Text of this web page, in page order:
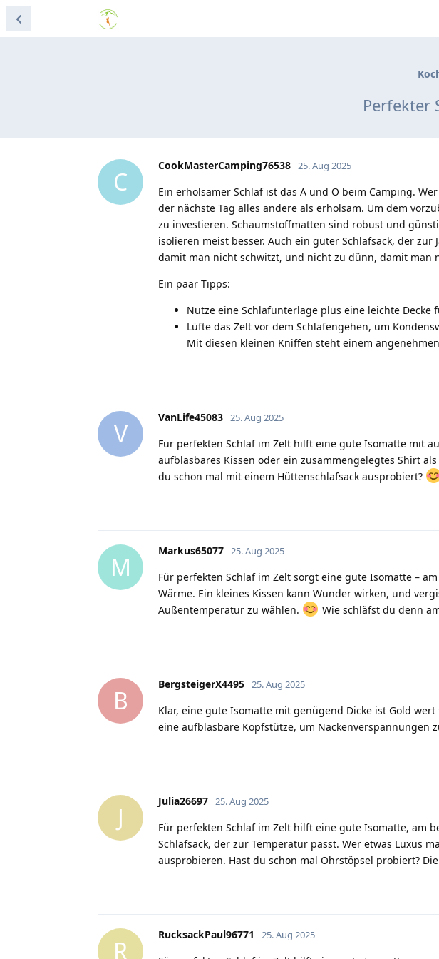
Perfekter
C
CookMasterCamping76538 25. Aug 2025
Ein erholsamer Schlaf ist das A und O beim Camping.
der nächste Tag alles andere als erholsam. Um dem
zu investieren. Schaumstoffmatten sind robust und
isolieren meist besser. Auch ein guter Schlafsack, der
damit man nicht schwitzt, und nicht zu dünn, damit man
Ein paar Tipps:
Nutze eine Schlafunterlage plus eine leichte Decke
Lüfte das Zelt vor dem Schlafengehen, um
Mit diesen kleinen Kniffen steht einem
V
VanLife45083 25. Aug 2025
Für perfekten Schlaf im Zelt hilft eine gute Isomatte mit
aufblasbares Kissen oder ein zusammengelegtes Shirt
du schon mal mit einem Hüttenschlafsack ausprobiert?
M
Markus65077 25. Aug 2025
Für perfekten Schlaf im Zelt sorgt eine gute Isomatte –
Wärme. Ein kleines Kissen kann Wunder wirken, und
Außentemperatur zu wählen.
Wie schläfst du denn
B
BergsteigerX4495 25. Aug 2025
Klar, eine gute Isomatte mit genügend Dicke ist Gold
eine aufblasbare Kopfstütze, um Nackenverspannungen
J
Julia26697 25. Aug 2025
Für perfekten Schlaf im Zelt hilft eine gute Isomatte, am
Schlafsack, der zur Temperatur passt. Wer etwas Luxus
ausprobieren. Hast du schon mal Ohrstöpsel probiert?
R
RucksackPaul96771 25. Aug 2025